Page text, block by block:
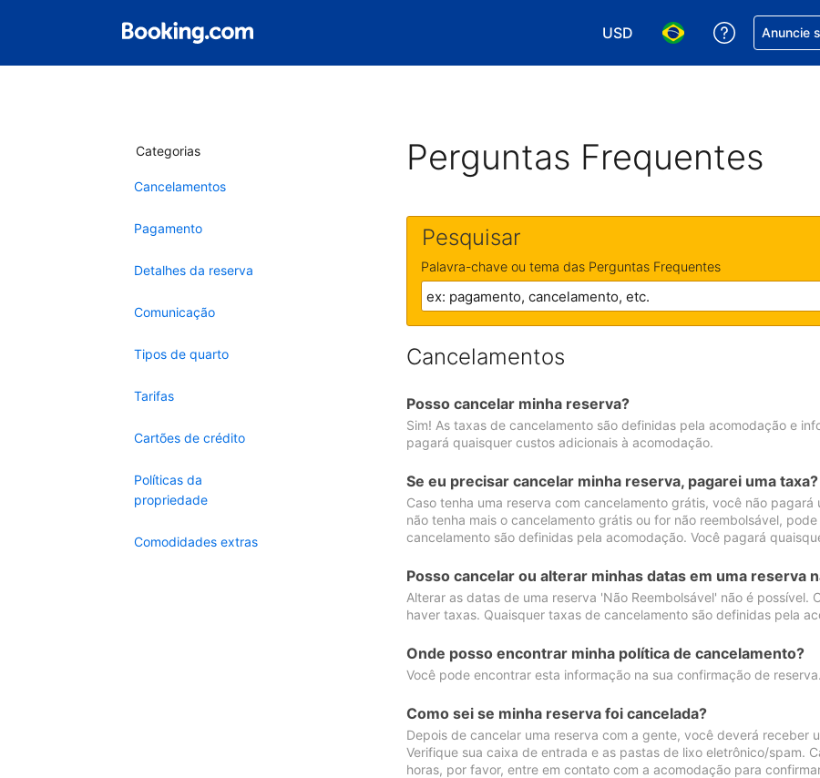
USD
Escolha sua moeda.
Escolha seu idioma.
Receber
Anuncie
Categorias
Cancelamentos
Pagamento
Detalhes da reserva
Comunicação
Tipos de quarto
Tarifas
Cartões de crédito
Políticas da
propriedade
Comodidades extras
Perguntas Frequentes
Pesquisar
Palavra-chave ou tema das Perguntas Frequentes
Cancelamentos
Posso cancelar minha reserva?
Sim! As taxas de cancelamento são definidas pela acomodação e
pagará quaisquer custos adicionais à acomodação.
Se eu precisar cancelar minha reserva, pagarei uma taxa?
Caso tenha uma reserva com cancelamento grátis, você não
não tenha mais o cancelamento grátis ou for não reembolsável,
cancelamento são definidas pela acomodação. Você pagará
Posso cancelar ou alterar minhas datas em uma reserva
Alterar as datas de uma reserva 'Não Reembolsável' não é possível.
haver taxas. Quaisquer taxas de cancelamento são definidas pela
Onde posso encontrar minha política de cancelamento?
Você pode encontrar esta informação na sua confirmação de reserva.
Como sei se minha reserva foi cancelada?
Depois de cancelar uma reserva com a gente, você deverá receber
Verifique sua caixa de entrada e as pastas de lixo eletrônico/spam.
horas, por favor, entre em contato com a acomodação para